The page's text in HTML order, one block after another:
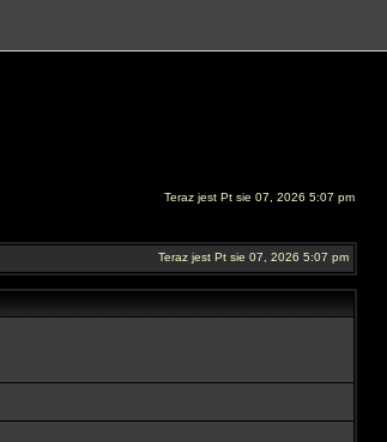
Teraz jest Pt sie 07, 2026 5:07 pm
Teraz jest Pt sie 07, 2026 5:07 pm